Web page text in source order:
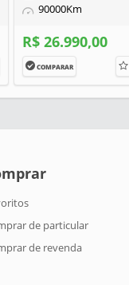
90000Km
R$ 26.990,00
COMPARAR
de particular
de revenda